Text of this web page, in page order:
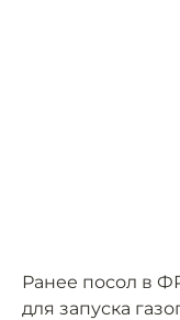
Ранее посол в
для запуска